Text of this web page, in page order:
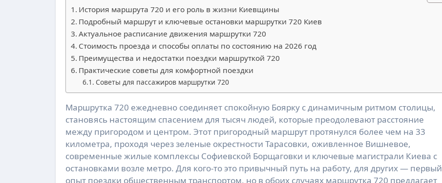
История маршрута 720 и его роль в жизни Киевщины
Подробный маршрут и ключевые остановки маршрутки 720 Киев
Актуальное расписание движения маршрутки 720
Стоимость проезда и способы оплаты по состоянию на 2026 год
Преимущества и недостатки поездки маршруткой 720
Практические советы для комфортной поездки
Советы для пассажиров маршрутки 720
Маршрутка 720 ежедневно соединяет спокойную Боярку с динамичным ритмом столицы,
становясь настоящим спасением для тысяч людей, которые преодолевают расстояние
между пригородом и центром. Этот пригородный маршрут протянулся более чем на 33
километра, проходя через зеленые окрестности Тарасовки, оживленное Вишневое,
современные жилые комплексы Софиевской Борщаговки и ключевые магистрали Киева с
остановками возле метро. Для кого-то это привычный путь на работу, для других — первый
опыт поездки общественным транспортом, но в обоих случаях маршрутка 720 предлагает